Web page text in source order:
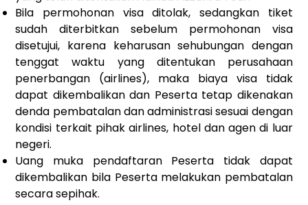
Bila permohonan visa ditolak, sedangkan tiket
sudah diterbitkan sebelum permohonan visa
disetujui, karena keharusan sehubungan dengan
tenggat waktu yang ditentukan perusahaan
penerbangan (airlines), maka biaya visa tidak
dapat dikembalikan dan Peserta tetap dikenakan
denda pembatalan dan administrasi sesuai dengan
kondisi terkait pihak airlines, hotel dan agen di luar
negeri.
Uang muka pendaftaran Peserta tidak dapat
dikembalikan bila Peserta melakukan pembatalan
secara sepihak.